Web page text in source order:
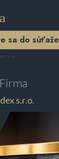
sa do súťaže
s.r.o.
s.r.o.